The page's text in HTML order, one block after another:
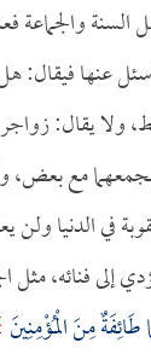
السنة
عنها فيقال:
يقال:
مع
الدنيا ولن
فنائه، مثل
مِنَ الْمُؤْمِنِينَ